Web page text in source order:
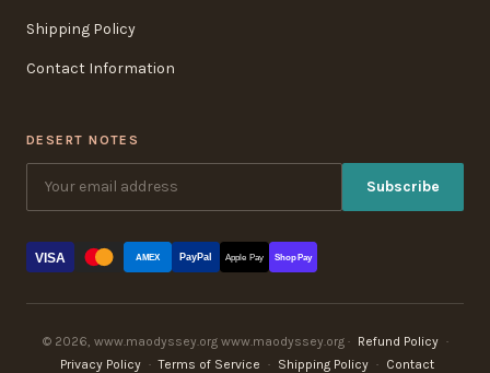
Shipping Policy
Contact Information
DESERT NOTES
Subscribe
VISA AMEX PayPal Apple Pay Shop Pay
© 2026, www.maodyssey.org www.maodyssey.org · Refund Policy ·
Privacy Policy · Terms of Service · Shipping Policy · Contact